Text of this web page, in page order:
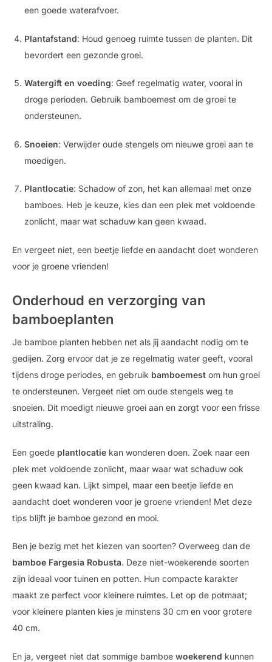
een goede waterafvoer.
Plantafstand: Houd genoeg ruimte tussen de planten. Dit
bevordert een gezonde groei.
Watergift en voeding: Geef regelmatig water, vooral in
droge perioden. Gebruik bamboemest om de groei te
ondersteunen.
Snoeien: Verwijder oude stengels om nieuwe groei aan te
moedigen.
Plantlocatie: Schadow of zon, het kan allemaal met onze
bamboes. Heb je keuze, kies dan een plek met voldoende
zonlicht, maar wat schaduw kan geen kwaad.
En vergeet niet, een beetje liefde en aandacht doet wonderen
voor je groene vrienden!
Onderhoud en verzorging van
bamboeplanten
Je bamboe planten hebben net als jij aandacht nodig om te
gedijen. Zorg ervoor dat je ze regelmatig water geeft, vooral
tijdens droge periodes, en gebruik bamboemest om hun groei
te ondersteunen. Vergeet niet om oude stengels weg te
snoeien. Dit moedigt nieuwe groei aan en zorgt voor een frisse
uitstraling.
Een goede plantlocatie kan wonderen doen. Zoek naar een
plek met voldoende zonlicht, maar waar wat schaduw ook
geen kwaad kan. Lijkt simpel, maar een beetje liefde en
aandacht doet wonderen voor je groene vrienden! Met deze
tips blijft je bamboe gezond en mooi.
Ben je bezig met het kiezen van soorten? Overweeg dan de
bamboe Fargesia Robusta. Deze niet-woekerende soorten
zijn ideaal voor tuinen en potten. Hun compacte karakter
maakt ze perfect voor kleinere ruimtes. Let op de potmaat;
voor kleinere planten kies je minstens 30 cm en voor grotere
40 cm.
En ja, vergeet niet dat sommige bamboe woekerend kunnen